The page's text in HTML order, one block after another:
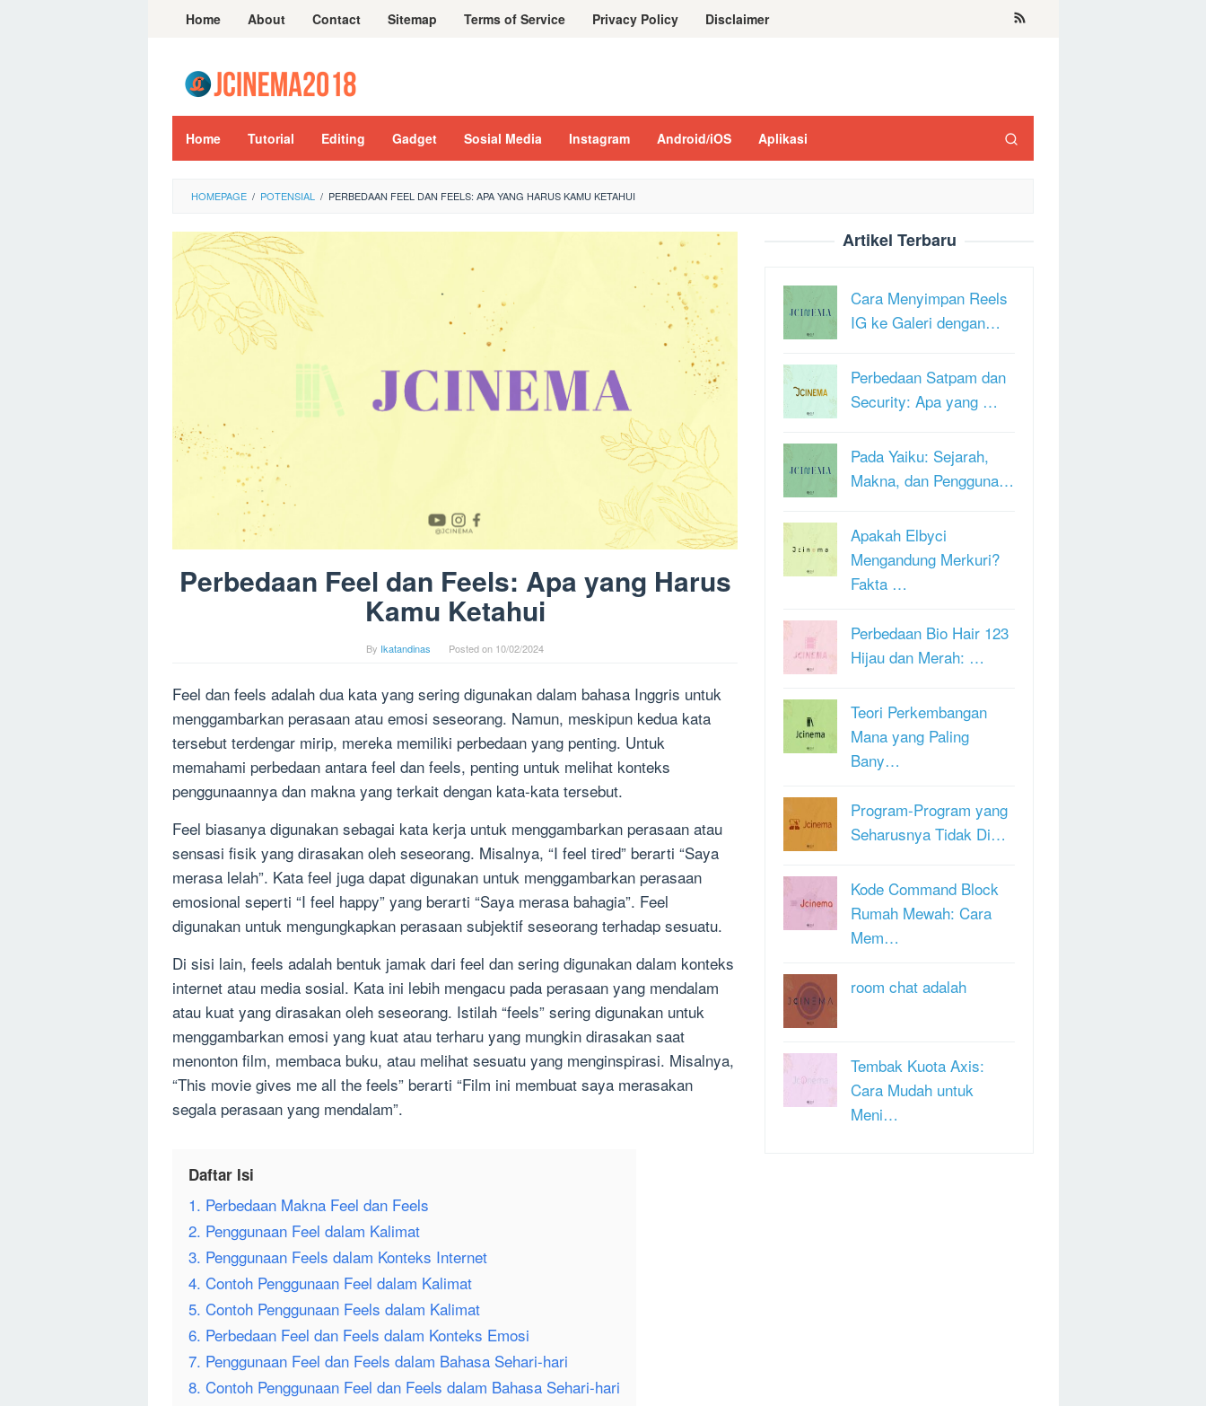
Home About Contact Sitemap Terms of Service Privacy Policy Disclaimer
Home Tutorial Editing Gadget Sosial Media Instagram Android/iOS Aplikasi
HOMEPAGE / POTENSIAL / PERBEDAAN FEEL DAN FEELS: APA YANG HARUS KAMU KETAHUI
Perbedaan Feel dan Feels: Apa yang Harus
Kamu Ketahui
By Ikatandinas Posted on 10/02/2024
Feel dan feels adalah dua kata yang sering digunakan dalam bahasa Inggris untuk
menggambarkan perasaan atau emosi seseorang. Namun, meskipun kedua kata
tersebut terdengar mirip, mereka memiliki perbedaan yang penting. Untuk
memahami perbedaan antara feel dan feels, penting untuk melihat konteks
penggunaannya dan makna yang terkait dengan kata-kata tersebut.
Feel biasanya digunakan sebagai kata kerja untuk menggambarkan perasaan atau
sensasi fisik yang dirasakan oleh seseorang. Misalnya, “I feel tired” berarti “Saya
merasa lelah”. Kata feel juga dapat digunakan untuk menggambarkan perasaan
emosional seperti “I feel happy” yang berarti “Saya merasa bahagia”. Feel
digunakan untuk mengungkapkan perasaan subjektif seseorang terhadap sesuatu.
Di sisi lain, feels adalah bentuk jamak dari feel dan sering digunakan dalam konteks
internet atau media sosial. Kata ini lebih mengacu pada perasaan yang mendalam
atau kuat yang dirasakan oleh seseorang. Istilah “feels” sering digunakan untuk
menggambarkan emosi yang kuat atau terharu yang mungkin dirasakan saat
menonton film, membaca buku, atau melihat sesuatu yang menginspirasi. Misalnya,
“This movie gives me all the feels” berarti “Film ini membuat saya merasakan
segala perasaan yang mendalam”.
Daftar Isi
1. Perbedaan Makna Feel dan Feels
2. Penggunaan Feel dalam Kalimat
3. Penggunaan Feels dalam Konteks Internet
4. Contoh Penggunaan Feel dalam Kalimat
5. Contoh Penggunaan Feels dalam Kalimat
6. Perbedaan Feel dan Feels dalam Konteks Emosi
7. Penggunaan Feel dan Feels dalam Bahasa Sehari-hari
8. Contoh Penggunaan Feel dan Feels dalam Bahasa Sehari-hari
Artikel Terbaru
Cara Menyimpan Reels
IG ke Galeri dengan…
Perbedaan Satpam dan
Security: Apa yang …
Pada Yaiku: Sejarah,
Makna, dan Pengguna…
Apakah Elbyci
Mengandung Merkuri?
Fakta …
Perbedaan Bio Hair 123
Hijau dan Merah: …
Teori Perkembangan
Mana yang Paling
Bany…
Program-Program yang
Seharusnya Tidak Di…
Kode Command Block
Rumah Mewah: Cara
Mem…
room chat adalah
Tembak Kuota Axis:
Cara Mudah untuk
Meni…